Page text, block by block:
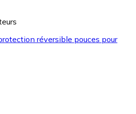
réversible pouces pour